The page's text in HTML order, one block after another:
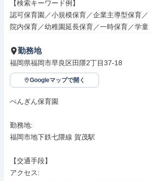
【検索キーワード例】
認可保育園／小規模保育／企業主導型保育／
院内保育／幼稚園延長保育／一時保育／学童
勤務地
福岡県福岡市早良区田隈2丁目37-18
Googleマップで開く
ぺんぎん保育園
勤務地:
福岡市地下鉄七隈線 賀茂駅
【交通手段】
アクセス: